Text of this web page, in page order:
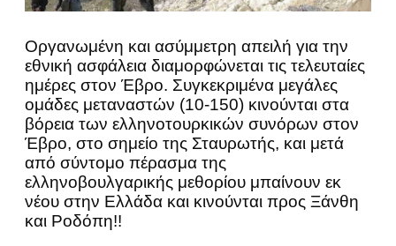
Οργανωμένη και ασύμμετρη απειλή για την
εθνική ασφάλεια διαμορφώνεται τις τελευταίες
ημέρες στον Έβρο. Συγκεκριμένα μεγάλες
ομάδες μεταναστών (10-150) κινούνται στα
βόρεια των ελληνοτουρκικών συνόρων στον
Έβρο, στο σημείο της Σταυρωτής, και μετά
από σύντομο πέρασμα της
ελληνοβουλγαρικής μεθορίου μπαίνουν εκ
νέου στην Ελλάδα και κινούνται προς Ξάνθη
και Ροδόπη!!